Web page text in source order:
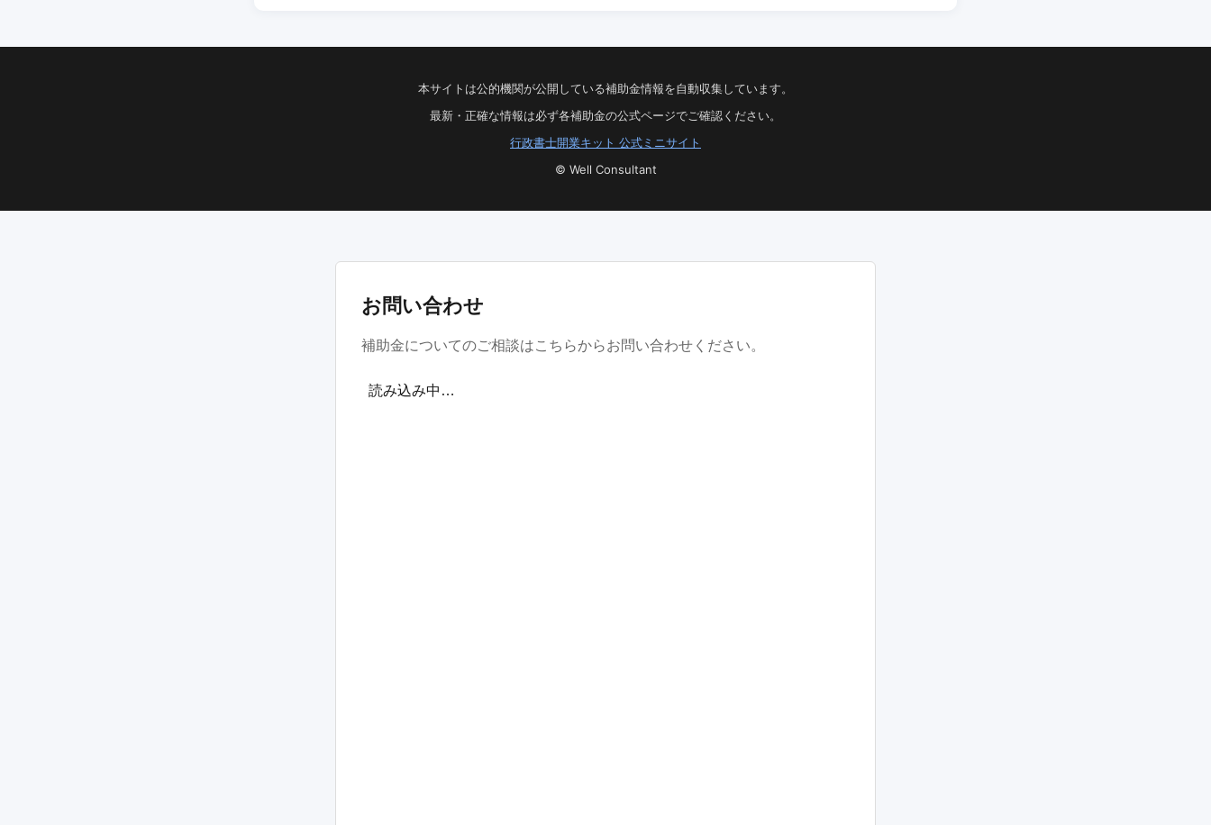
本サイトは公的機関が公開している補助金情報を自動収集しています。
最新・正確な情報は必ず各補助金の公式ページでご確認ください。
行政書士開業キット 公式ミニサイト
© Well Consultant
お問い合わせ
補助金についてのご相談はこちらからお問い合わせください。